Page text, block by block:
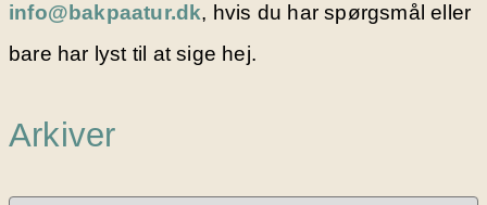
info@bakpaatur.dk, hvis du har spørgsmål eller
bare har lyst til at sige hej.
Arkiver